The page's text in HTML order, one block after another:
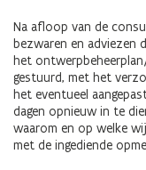
Na afloop van de
bezwaren en adviezen
het
gestuurd, met het
het eventueel
dagen opnieuw in te
waarom en op welke
met de ingediende